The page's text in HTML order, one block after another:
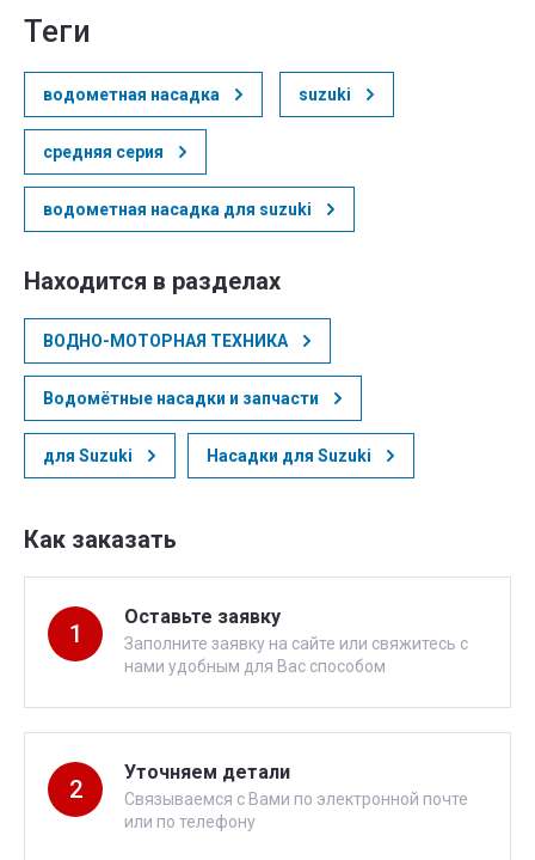
теги
водометная насадка suzuki
средняя серия
водометная насадка для suzuki
Находится в разделах
ВОДНО-МОТОРНАЯ ТЕХНИКА
Водомётные насадки и запчасти
для Suzuki Насадки для Suzuki
Как заказать
1
Оставьте заявку
Заполните заявку на сайте или свяжитесь с
нами удобным для Вас способом
2
Уточняем детали
Связываемся с Вами по электронной почте
или по телефону